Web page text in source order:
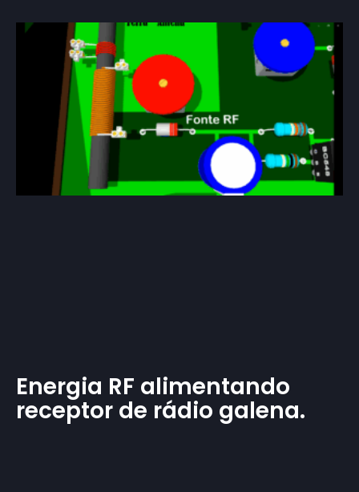
Energia RF alimentando
receptor de rádio galena.